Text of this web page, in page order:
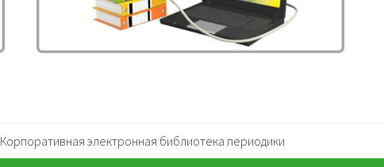
Корпоративная электронная библиотека периодики